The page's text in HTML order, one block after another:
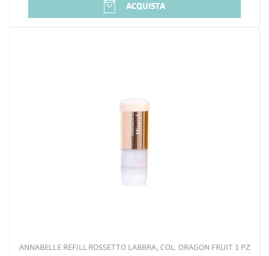
ACQUISTA
ANNABELLE REFILL ROSSETTO LABBRA, COL. DRAGON FRUIT 1 PZ